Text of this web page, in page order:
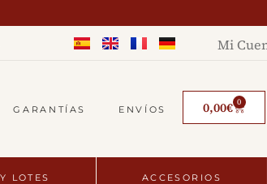
Mi
GARANTÍAS ENVÍOS 0,00€ 0
LOTES ACCESORIOS